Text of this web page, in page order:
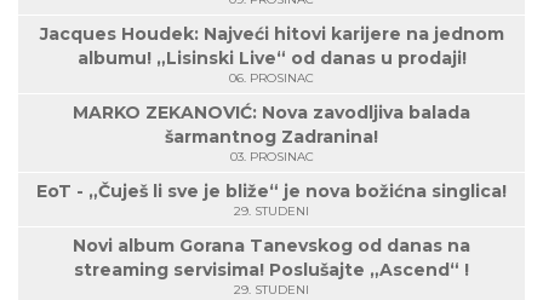
Jacques Houdek: Najveći hitovi karijere na jednom
albumu! „Lisinski Live“ od danas u prodaji!
06. PROSINAC
MARKO ZEKANOVIĆ: Nova zavodljiva balada
šarmantnog Zadranina!
03. PROSINAC
EoT - „Čuješ li sve je bliže“ je nova božićna singlica!
29. STUDENI
Novi album Gorana Tanevskog od danas na
streaming servisima! Poslušajte „Ascend“ !
29. STUDENI